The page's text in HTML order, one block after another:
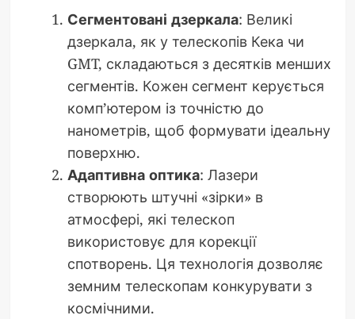
Сегментовані дзеркала: Великі
дзеркала, як у телескопів Кека чи
GMT, складаються з десятків менших
сегментів. Кожен сегмент керується
комп’ютером із точністю до
нанометрів, щоб формувати ідеальну
поверхню.
Адаптивна оптика: Лазери
створюють штучні «зірки» в
атмосфері, які телескоп
використовує для корекції
спотворень. Ця технологія дозволяє
земним телескопам конкурувати з
космічними.